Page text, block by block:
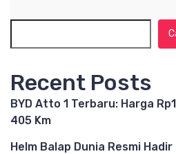
Recent Posts
BYD Atto 1 Terbaru: Harga
405 Km
Helm Balap Dunia Resmi